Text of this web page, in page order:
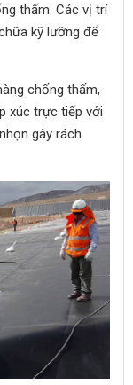
thấm. Các vị trí
kỹ lưỡng để
chống thấm,
xúc trực tiếp với
gây rách